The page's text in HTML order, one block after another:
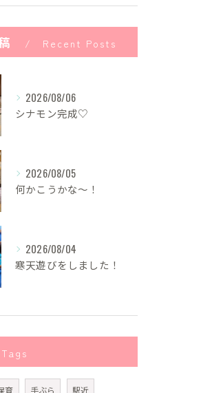
Recent Posts
2026/08/06
シナモン完成♡
2026/08/05
何かこうかな〜！
2026/08/04
寒天遊びをしました！
Tags
育 手ぶら 駅近